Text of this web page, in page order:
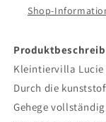
Shop-
Kleintiervilla Lucie
Durch die
Gehege